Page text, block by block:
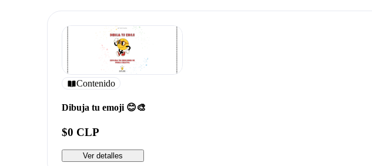
Contenido
Dibuja tu emoji 😊🎨
$0 CLP
Ver detalles